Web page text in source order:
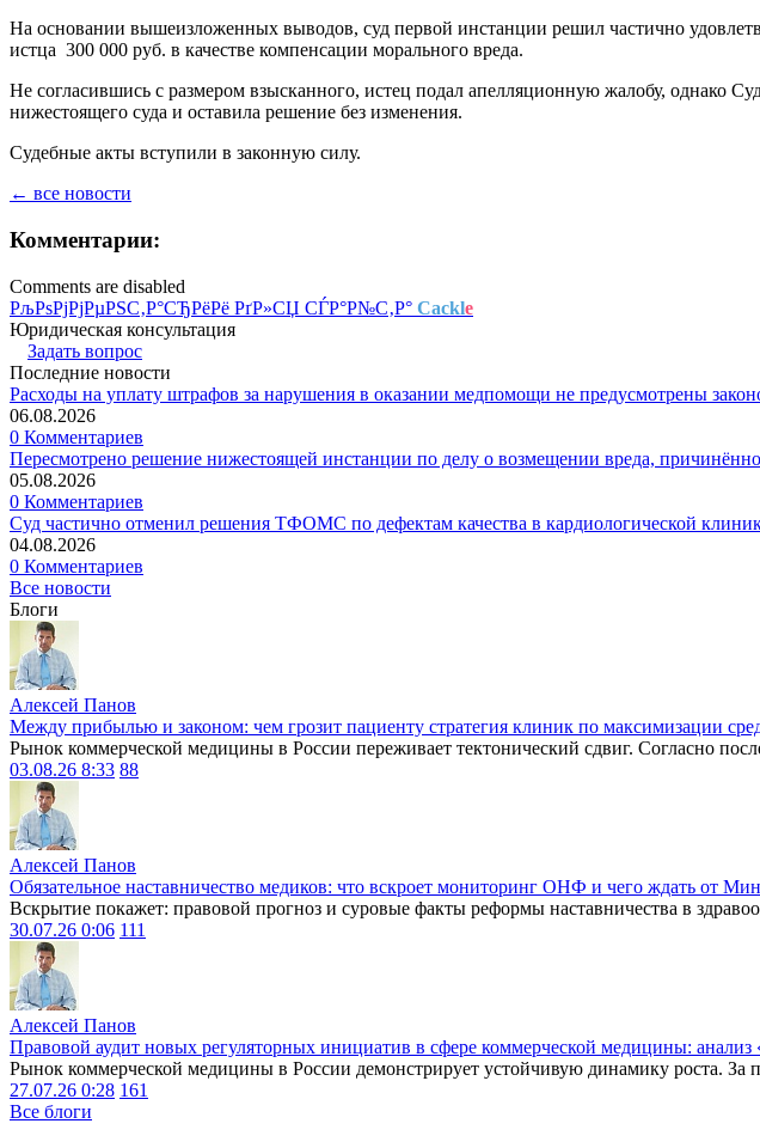
На основании вышеизложенных выводов, суд первой инстанции решил частично
истца 300 000 руб. в качестве компенсации морального вреда.
Не согласившись с размером взысканного, истец подал апелляционную жалобу, однако
нижестоящего суда и оставила решение без изменения.
Судебные акты вступили в законную силу.
← все новости
Комментарии:
Comments are disabled
РљРѕРјРјРµРЅС‚Р°СЂРёРё РґР»СЏ СЃР°Р№С‚Р° Cackle
Юридическая консультация
Задать вопрос
Последние новости
Расходы на уплату штрафов за нарушения в оказании медпомощи не предусмотрены
06.08.2026
0 Комментариев
Пересмотрено решение нижестоящей инстанции по делу о возмещении вреда,
05.08.2026
0 Комментариев
Суд частично отменил решения ТФОМС по дефектам качества в кардиологической
04.08.2026
0 Комментариев
Все новости
Блоги
Алексей Панов
Между прибылью и законом: чем грозит пациенту стратегия клиник по максимизации
Рынок коммерческой медицины в России переживает тектонический сдвиг. Согласно
03.08.26 8:33 88
Алексей Панов
Обязательное наставничество медиков: что вскроет мониторинг ОНФ и чего ждать от
Вскрытие покажет: правовой прогноз и суровые факты реформы наставничества в
30.07.26 0:06 111
Алексей Панов
Правовой аудит новых регуляторных инициатив в сфере коммерческой медицины:
Рынок коммерческой медицины в России демонстрирует устойчивую динамику роста. За
27.07.26 0:28 161
Все блоги